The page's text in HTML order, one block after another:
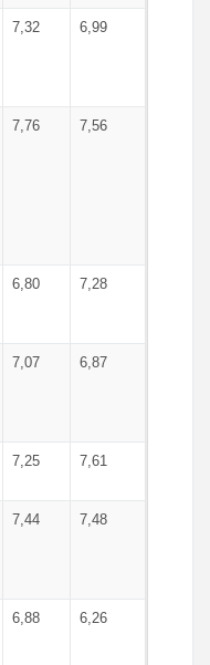
7,32 6,99
7,76 7,56
6,80 7,28
7,07 6,87
7,25 7,61
7,44 7,48
6,88 6,26